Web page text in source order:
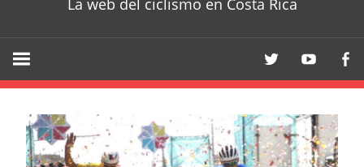
La web del ciclismo en Costa Rica